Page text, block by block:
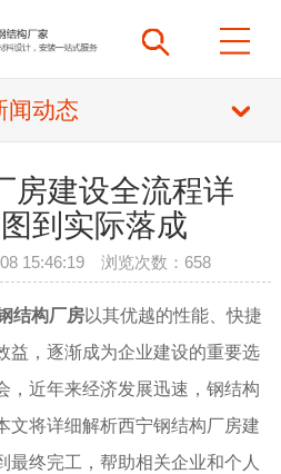
闻动态
房建设全流程详
到实际落成
15:46:19 浏览次数： 658
结构厂房以其优越的性能、快捷
益，逐渐成为企业建设的重要选
，近年来经济发展迅速，钢结构
文将详细解析西宁钢结构厂房建
最终完工，帮助相关企业和个人